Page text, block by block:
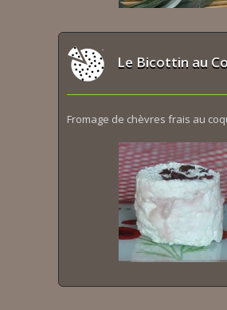
Le Bicottin au
Fromage de chèvres frais au